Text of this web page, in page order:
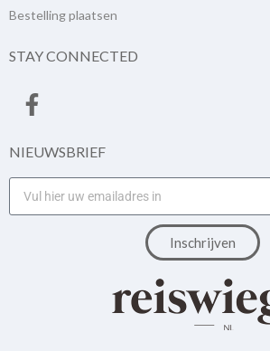
Bestelling plaatsen
STAY CONNECTED
NIEUWSBRIEF
Inschrijven